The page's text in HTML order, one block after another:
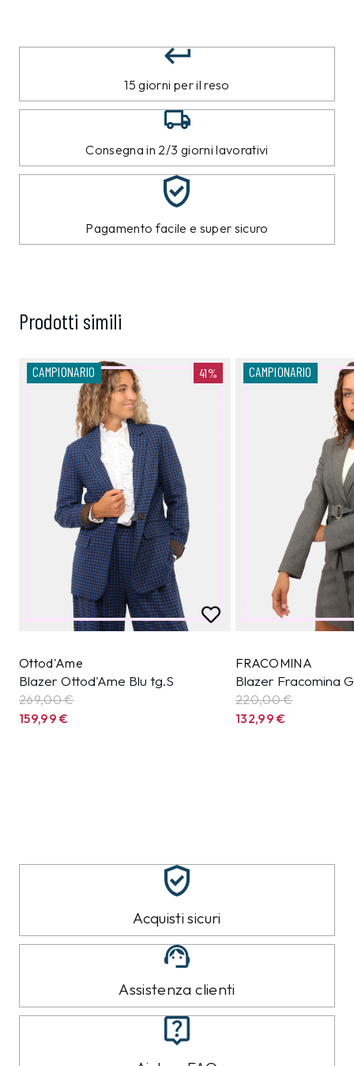
15 giorni per il reso
Consegna in 2/3 giorni lavorativi
Pagamento facile e super sicuro
Prodotti simili
CAMPIONARIO 41%
Ottod'Ame
Blazer Ottod'Ame Blu tg.S
269,00 €
159,99€
CAMPIONARIO
FRACOMINA
Blazer Fracomina
220,00 €
132,99€
Acquisti sicuri
Assistenza clienti